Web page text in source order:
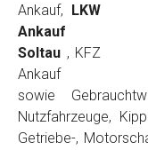
Ankauf,
LKW
Ankauf
Soltau , KFZ
Ankauf
sowie
Nutzfahrzeuge,
Getriebe-,